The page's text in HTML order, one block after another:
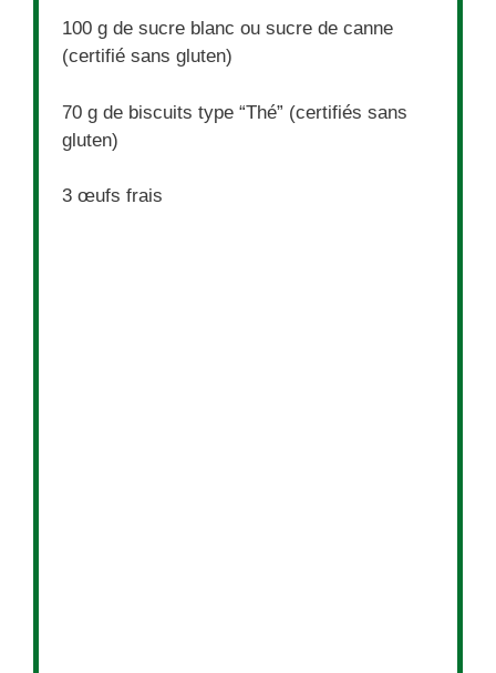
100 g de sucre blanc ou sucre de canne
(certifié sans gluten)
70 g de biscuits type “Thé” (certifiés sans
gluten)
3 œufs frais